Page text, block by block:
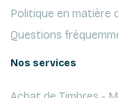
Politique en matière
Questions
Nos services